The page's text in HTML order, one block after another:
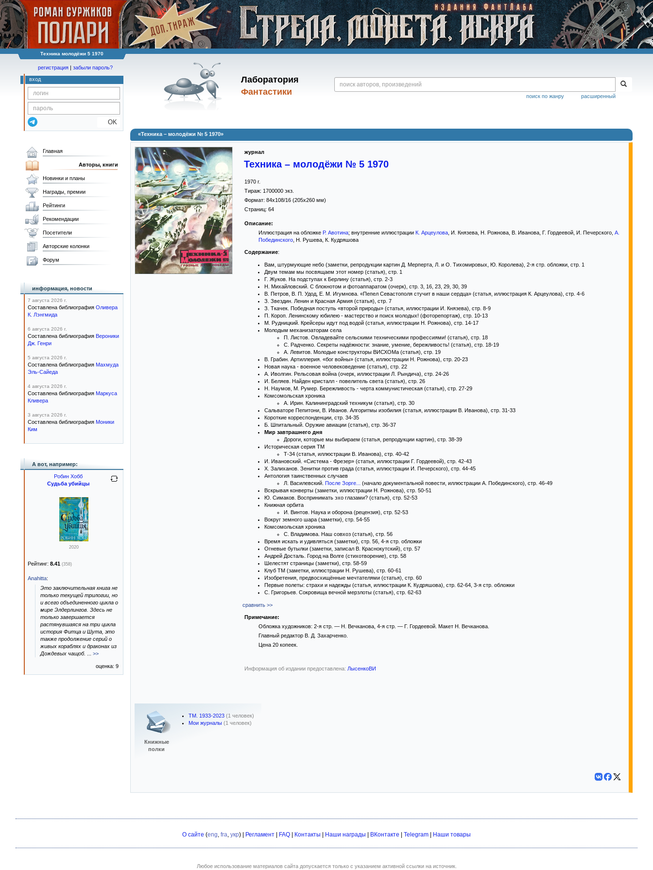
Техника молодёжи 5 1970
Лаборатория
Фантастики
расширенный
поиск по жанру
регистрация | забыли пароль?
вход
OK
«Техника – молодёжи № 5 1970»
журнал
Техника – молодёжи № 5 1970
1970 г.
Тираж: 1700000 экз.
Формат: 84x108/16 (205x260 мм)
Страниц: 64
Описание:
Иллюстрация на обложке Р. Авотина; внутренние иллюстрации К. Арцеулова, И. Князева, Н. Рожнова, В. Иванова, Г. Гордеевой, И. Печерского, А.
Побединского, Н. Рушева, К. Кудряшова
Содержание:
Вам, штурмующие небо (заметки, репродукции картин Д. Мерперта, Л. и О. Тихомировых, Ю. Королева), 2-я стр. обложки, стр. 1
Двум темам мы посвящаем этот номер (статья), стр. 1
Г. Жуков. На подступах к Берлину (статья), стр. 2-3
Н. Михайловский. С блокнотом и фотоаппаратом (очерк), стр. 3, 16, 23, 29, 30, 39
В. Петров, В. П. Удод, Е. М. Игумнова. «Пепел Севастополя стучит в наши сердца» (статья, иллюстрация К. Арцеулова), стр. 4-6
З. Звездин. Ленин и Красная Армия (статья), стр. 7
З. Ткачек. Победная поступь «второй природы» (статья, иллюстрации И. Князева), стр. 8-9
П. Короп. Ленинскому юбилею - мастерство и поиск молодых! (фоторепортаж), стр. 10-13
М. Рудницкий. Крейсеры идут под водой (статья, иллюстрации Н. Рожнова), стр. 14-17
Молодым механизаторам села
П. Листов. Овладевайте сельскими техническими профессиями! (статья), стр. 18
С. Радченко. Секреты надёжности: знание, умение, бережливость! (статья), стр. 18-19
А. Левитов. Молодые конструкторы ВИСХОМа (статья), стр. 19
В. Грабин. Артиллерия. «бог войны» (статья, иллюстрации Н. Рожнова), стр. 20-23
Новая наука - военное человековедение (статья), стр. 22
А. Иволгин. Рельсовая война (очерк, иллюстрации Л. Рындича), стр. 24-26
И. Беляев. Найден кристалл - повелитель света (статья), стр. 26
Н. Наумов, М. Румер. Бережливость - черта коммунистическая (статья), стр. 27-29
Комсомольская хроника
А. Ирин. Калининградский техникум (статья), стр. 30
Сальваторе Пепитони, В. Иванов. Алгоритмы изобилия (статья, иллюстрации В. Иванова), стр. 31-33
Короткие корреспонденции, стр. 34-35
Б. Шпитальный. Оружие авиации (статья), стр. 36-37
Мир завтрашнего дня
Дороги, которые мы выбираем (статья, репродукции картин), стр. 38-39
Историческая серия ТМ
Т-34 (статья, иллюстрации В. Иванова), стр. 40-42
И. Ивановский. «Система - Фрезер» (статья, иллюстрации Г. Гордеевой), стр. 42-43
X. Залиханов. Зенитки против града (статья, иллюстрации И. Печерского), стр. 44-45
Антология таинственных случаев
Л. Василевский. После Зорге...
(начало документальной повести, иллюстрации А. Побединского), стр. 46-49
Вскрывая конверты (заметки, иллюстрации Н. Рожнова), стр. 50-51
Ю. Симаков. Воспринимать эхо глазами? (статья), стр. 52-53
Книжная орбита
И. Винтов. Наука и оборона (рецензия), стр. 52-53
Вокруг земного шара (заметки), стр. 54-55
Комсомольская хроника
С. Владимова. Наш совхоз (статья), стр. 56
Время искать и удивляться (заметки), стр. 56, 4-я стр. обложки
Огневые бутылки (заметки, записал В. Краснокутский), стр. 57
Андрей Досталь. Город на Волге (стихотворение), стр. 58
Шелестят страницы (заметки), стр. 58-59
Клуб ТМ (заметки, иллюстрации Н. Рушева), стр. 60-61
Изобретения, предвосхищённые мечтателями (статья), стр. 60
Первые полеты: страхи и надежды (статья, иллюстрации К. Кудряшова), стр. 62-64, 3-я стр. обложки
С. Григорьев. Сокровища вечной мерзлоты (статья), стр. 62-63
сравнить >>
Примечание:
Обложка художников: 2-я стр. — Н. Вечканова, 4-я стр. — Г. Гордеевой. Макет Н. Вечканова.
Главный редактор В. Д. Захарченко.
Цена 20 копеек.
Информация об издании предоставлена: ЛысенкоВИ
Книжные
полки
ТМ. 1933-2023 (1 человек)
Мои журналы (1 человек)
Главная
Авторы, книги
Новинки и планы
Награды, премии
Рейтинги
Рекомендации
Посетители
Авторские колонки
Форум
информация, новости
7 августа 2026 г.
Составлена библиография Оливера
К. Лэнгмида
6 августа 2026 г.
Составлена библиография Вероники
Дж. Генри
5 августа 2026 г.
Составлена библиография Махмуда
Эль-Сайеда
4 августа 2026 г.
Составлена библиография Маркуса
Кливера
3 августа 2026 г.
Составлена библиография Моники
Ким
А вот, например:
Робин Хобб
Судьба убийцы
2020
Рейтинг: 8.41 (358)
Anahitta:
Это заключительная книга не
только текущей трилогии, но
и всего объединенного цикла о
мире Элдерлингов. Здесь не
только завершается
растянувшаяся на три цикла
история Фитца и Шута, это
также продолжение серий о
живых кораблях и драконах из
Дождевых чащоб.
>>
оценка: 9
О сайте (eng, fra, укр) | Регламент FAQ Контакты Наши награды ВКонтакте Telegram Наши товары
Любое использование материалов сайта допускается только с указанием активной ссылки на источник.